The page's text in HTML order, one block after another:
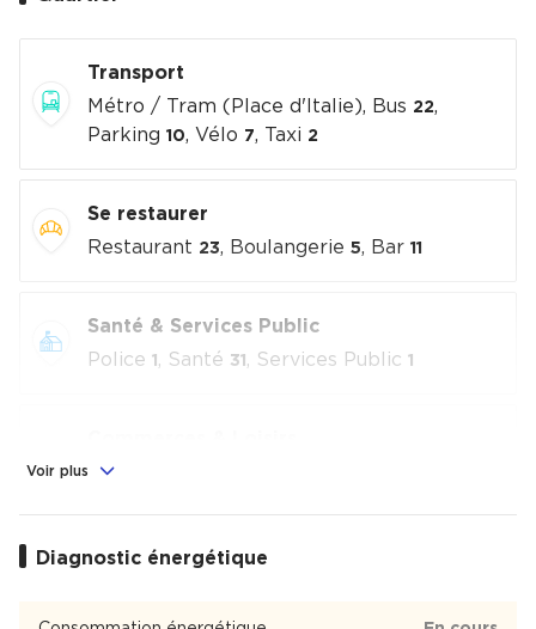
Transport
Métro / Tram (Place d'Italie), Bus 22,
Parking 10, Vélo 7, Taxi 2
Se restaurer
Restaurant 23, Boulangerie 5, Bar 11
Santé & Services Public
Police 1 , Santé 31 , Services Public 1
Alimentation
Voir plus
Diagnostic énergétique